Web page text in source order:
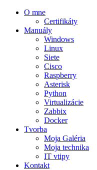
O mne
Certifikáty
Manuály
Windows
Linux
Siete
Cisco
Raspberry
Asterisk
Python
Virtualizácie
Zabbix
Docker
Tvorba
Moja Galéria
Moja technika
IT vtipy
Kontakt